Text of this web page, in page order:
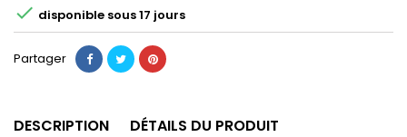
 disponible sous 17 jours
Partager
DESCRIPTION
DÉTAILS DU PRODUIT